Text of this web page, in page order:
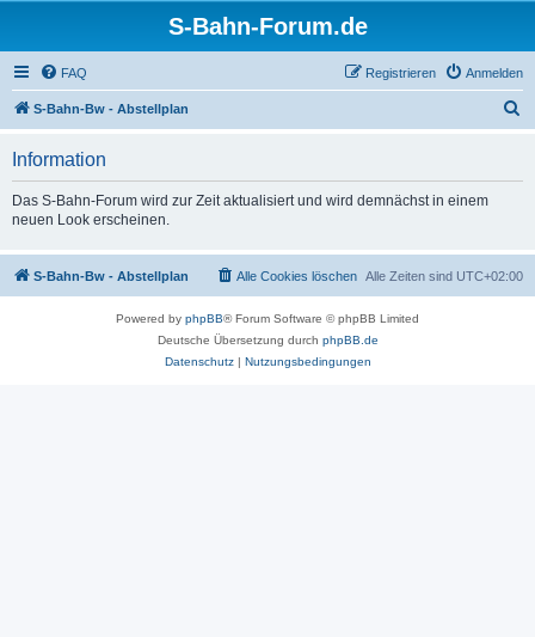
S-Bahn-Forum.de
FAQ Anmelden
Registrieren
S-Bahn-Bw - Abstellplan
Information
Das S-Bahn-Forum wird zur Zeit aktualisiert und wird demnächst in einem
neuen Look erscheinen.
S-Bahn-Bw - Abstellplan Alle Zeiten sind UTC+02:00
Alle Cookies löschen
Powered by phpBB® Forum Software © phpBB Limited
Deutsche Übersetzung durch phpBB.de
Datenschutz| Nutzungsbedingungen